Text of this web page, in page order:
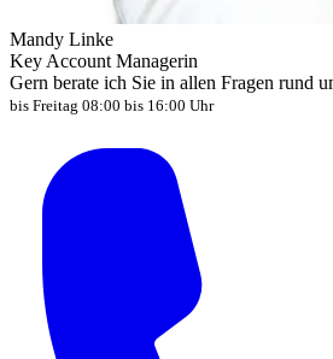
Mandy Linke
Key Account Managerin
Gern berate ich Sie in allen Fragen rund
bis Freitag 08:00 bis 16:00 Uhr